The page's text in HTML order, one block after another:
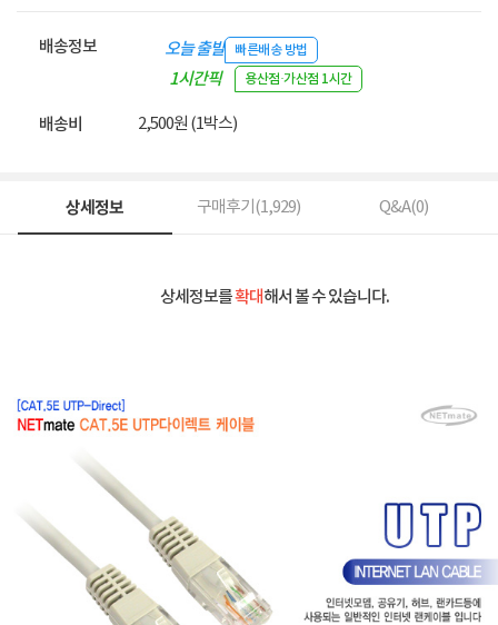
배송정보 오늘 출발 빠른배송 방법
1시간픽
용산점·가산점 1시간
배송비 2,500원 (1박스)
상세정보 구매후기(1,929) Q&A(0)
상세정보를확대해서 볼 수 있습니다.